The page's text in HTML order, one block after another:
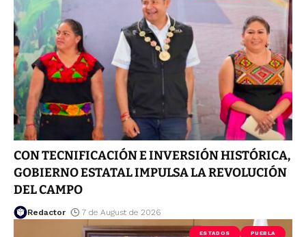
CON TECNIFICACIÓN E INVERSIÓN HISTÓRICA,
GOBIERNO ESTATAL IMPULSA LA REVOLUCIÓN
DEL CAMPO
Redactor 7 de August de 2026
ESTADOS PUEBLA